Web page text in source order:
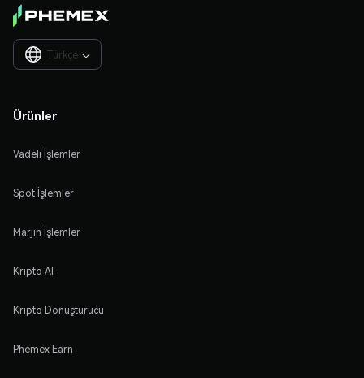
Türkçe 
Ürünler
Vadeli İşlemler
Spot İşlemler
Marjin İşlemler
Kripto Al
Kripto Dönüştürücü
Phemex Earn